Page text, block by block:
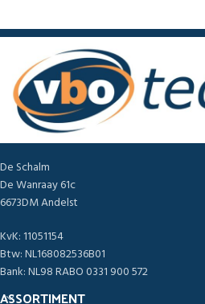
De Schalm
De Wanraay 61c
6673DM Andelst
KvK: 11051154
Btw: NL168082536B01
Bank: NL98 RABO 0331 900 572
ASSORTIMENT